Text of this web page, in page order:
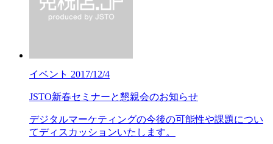
イベント 2017/12/4
JSTO新春セミナーと懇親会のお知らせ
デジタルマーケティングの今後の可能性や課題につい
てディスカッションいたします。